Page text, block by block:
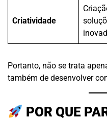
Criatividade
Portanto, não se trata
também de desenvolver
POR QUE